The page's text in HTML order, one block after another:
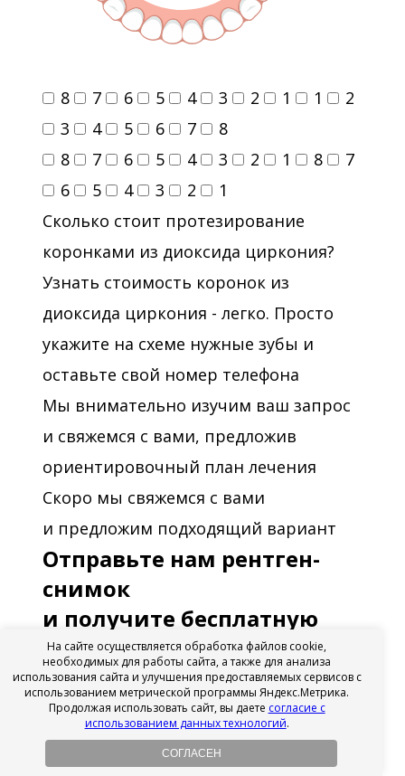
8 7 6 5 4 3 2 1 1
2
3
4 5 6 7
8
8
7 6 5 4 3 2 1 8
7
6
5 4 3 2
1
Сколько стоит протезирование
коронками из диоксида циркония?
Узнать стоимость коронок из
диоксида циркония - легко. Просто
укажите на схеме нужные зубы и
оставьте свой номер телефона
Мы внимательно изучим ваш запрос
и свяжемся с вами, предложив
ориентировочный план лечения
Скоро мы свяжемся с вами
и предложим подходящий вариант
Отправьте нам рентген-
снимок
и получите бесплатную
онлайн-консультацию от
лидеров рейтинга
стоматологов
Отправьте нам
рентген-снимок
На сайте осуществляется обработка файлов cookie,
необходимых для работы сайта, а также для анализа
использования сайта и улучшения предоставляемых сервисов с
использованием метрической программы Яндекс.Метрика.
Продолжая использовать сайт, вы даете согласие с
использованием данных технологий.
СОГЛАСЕН